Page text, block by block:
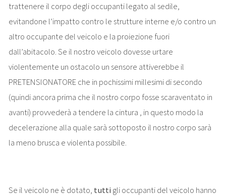
trattenere il corpo degli occupanti legato al sedile,
evitandone l’impatto contro le strutture interne e/o contro un
altro occupante del veicolo e la proiezione fuori
dall’abitacolo. Se il nostro veicolo dovesse urtare
violentemente un ostacolo un sensore attiverebbe il
PRETENSIONATORE che in pochissimi millesimi di secondo
(quindi ancora prima che il nostro corpo fosse scaraventato in
avanti) provvederà a tendere la cintura , in questo modo la
decelerazione alla quale sarà sottoposto il nostro corpo sarà
la meno brusca e violenta possibile.
Se il veicolo ne è dotato, tuttigli occupanti del veicolo hanno